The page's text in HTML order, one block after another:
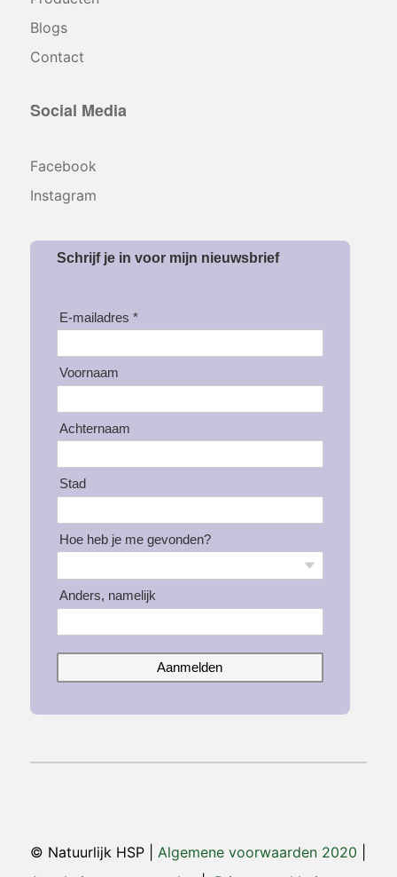
Blogs
Contact
Social Media
Facebook
Instagram
Schrijf je in voor mijn nieuwsbrief
E-mailadres *
Voornaam
Achternaam
Stad
Hoe heb je me gevonden?
Anders, namelijk
Aanmelden
© Natuurlijk HSP | Algemene voorwaarden 2020